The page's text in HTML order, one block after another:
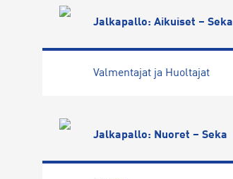
Jalkapallo: Aikuiset – Seka
Valmentajat ja Huoltajat
Jalkapallo: Nuoret – Seka